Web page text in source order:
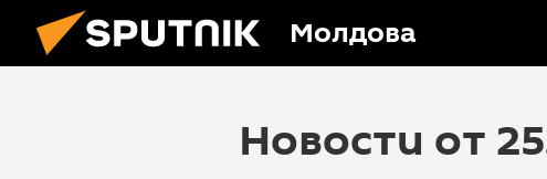
Молдова
Новости от